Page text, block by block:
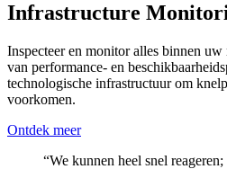
Infrastructure
Inspecteer en monitor alles binnen
van performance- en
technologische infrastructuur om
voorkomen.
Ontdek meer
“We kunnen heel snel